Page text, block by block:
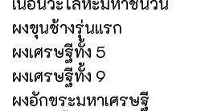
ผงขุนช้างรุ่นแรก
ผงเศรษฐีทั้ง 5
ผงเศรษฐีทั้ง 9
ผงอักขระมหาเศรษฐี